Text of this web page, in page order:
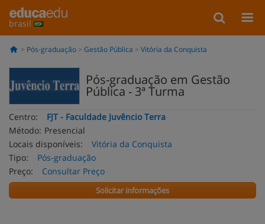
brasil
Pós-graduação Gestão Pública Vitória da Conquista
Pós-graduação em Gestão
Pública - 3ª Turma
Centro:
FJT - Faculdade Juvêncio Terra
Método: Presencial
Locais disponíveis:
Vitória da Conquista
Tipo:
Pós-graduação
Preço:
Consultar Preço
Solicitar informações